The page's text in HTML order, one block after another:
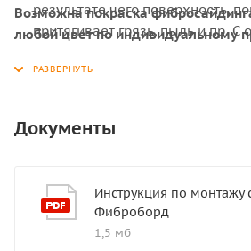
результате чего поверхность,
притягивает грязь, пыль и пр. С
разные пятна и грязь.
выцветанию, трещинам,
Пожаробезопасность -
материал, не поддерживает
при нагреве вредных веществ.
Возможна покраска
любой цвет по индивидуальному
Документы
Инструкция по монтажу
Фиброборд
1,5 мб